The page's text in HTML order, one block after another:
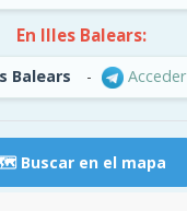
En Illes Balears:
Balears - Acceder
Buscar en el mapa